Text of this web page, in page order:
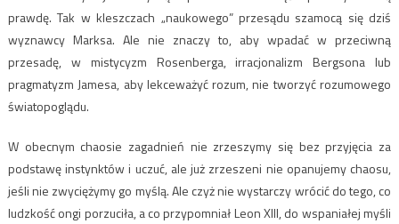
prawdę. Tak w kleszczach „naukowego” przesądu szamocą się dziś
wyznawcy Marksa. Ale nie znaczy to, aby wpadać w przeciwną
przesadę, w mistycyzm Rosenberga, irracjonalizm Bergsona lub
pragmatyzm Jamesa, aby lekceważyć rozum, nie tworzyć rozumowego
światopoglądu.
W obecnym chaosie zagadnień nie zrzeszymy się bez przyjęcia za
podstawę instynktów i uczuć, ale już zrzeszeni nie opanujemy chaosu,
jeśli nie zwyciężymy go myślą. Ale czyż nie wystarczy wrócić do tego, co
ludzkość ongi porzuciła, a co przypomniał Leon XIII, do wspaniałej myśli